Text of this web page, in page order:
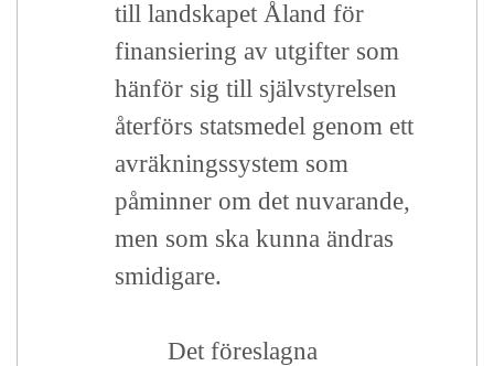
till landskapet Åland för
finansiering av utgifter som
hänför sig till självstyrelsen
återförs statsmedel genom ett
avräkningssystem som
påminner om det nuvarande,
men som ska kunna ändras
smidigare.
Det föreslagna